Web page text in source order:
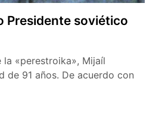
Presidente soviético
la «perestroika», Mijaíl
de 91 años. De acuerdo con